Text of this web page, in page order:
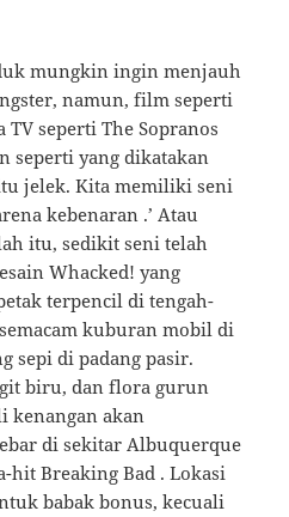
mungkin ingin menjauh
namun, film seperti
TV seperti The Sopranos
seperti yang dikatakan
jelek. Kita memiliki seni
kebenaran .’ Atau
itu, sedikit seni telah
Whacked! yang
terpencil di tengah-
kuburan mobil di
sepi di padang pasir.
biru, dan flora gurun
kenangan akan
di sekitar Albuquerque
hit Breaking Bad . Lokasi
babak bonus, kecuali